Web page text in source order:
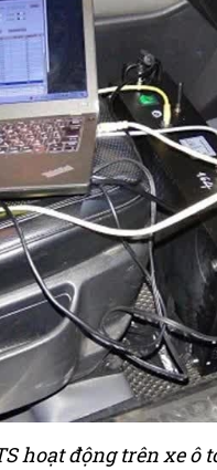
hoạt động trên xe ô